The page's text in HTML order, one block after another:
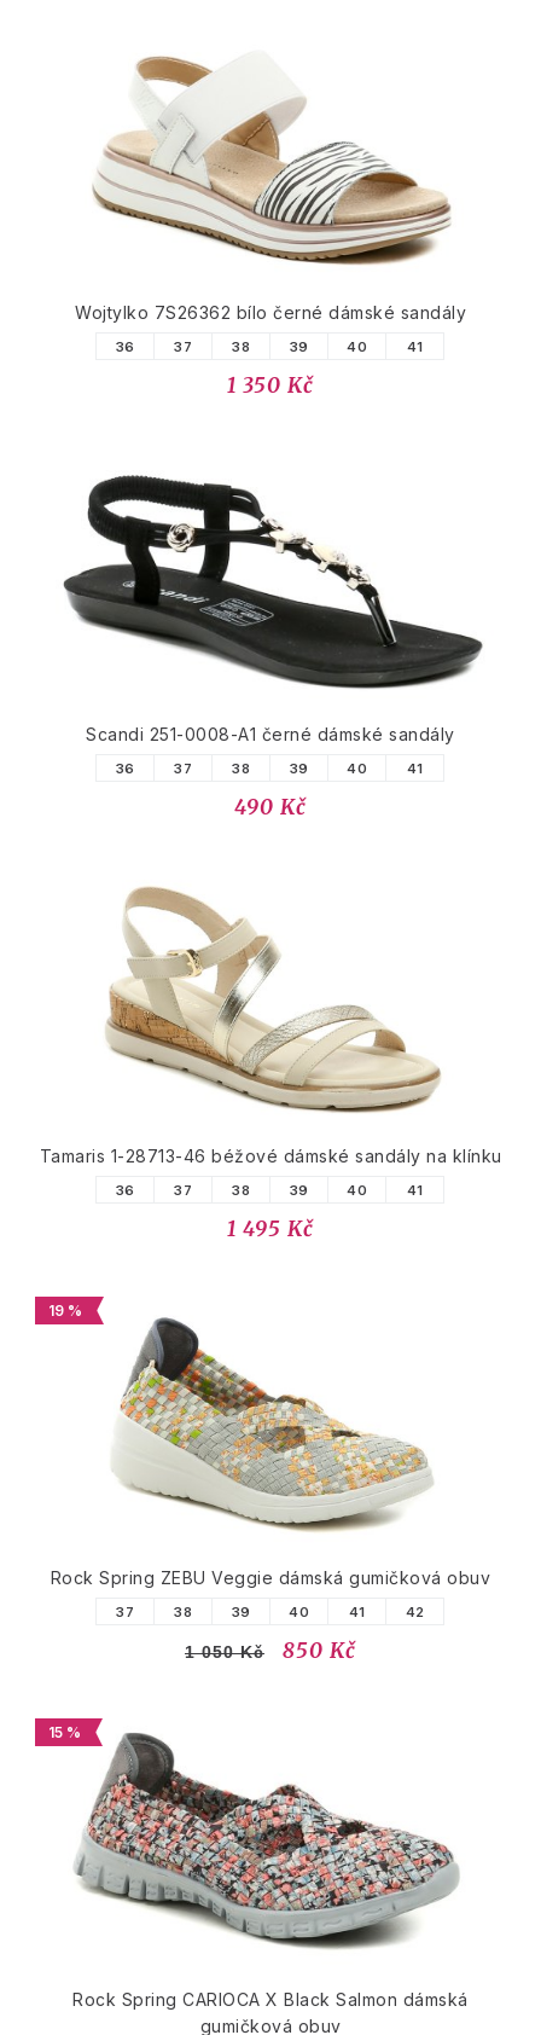
Wojtylko 7S26362 bílo černé dámské sandály
36 37 38 39 40 41
1 350 Kč
Scandi 251-0008-A1 černé dámské sandály
36 37 38 39 40 41
490 Kč
Tamaris 1-28713-46 béžové dámské sandály na klínku
36 37 38 39 40 41
1 495 Kč
19 %
Rock Spring ZEBU Veggie dámská gumičková obuv
37 38 39 40 41 42
1 050 Kč 850 Kč
15 %
Rock Spring CARIOCA X Black Salmon dámská
gumičková obuv